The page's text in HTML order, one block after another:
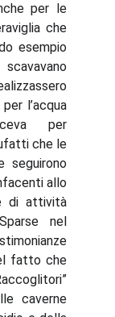
per le
che
esempio
l’acqua
per
che le
seguirono
allo
di attività
nel
fatto che
caverne